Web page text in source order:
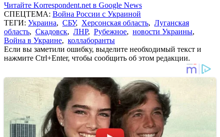
Читайте Korrespondent.net в Google News
СПЕЦТЕМА: Война России с Украиной
ТЕГИ: Украина, СБУ, Херсонская область, Луганская
область, Скадовск, ЛНР, Рубежное, новости Украины,
Война в Украине, коллаборанты
Если вы заметили ошибку, выделите необходимый текст и
нажмите Ctrl+Enter, чтобы сообщить об этом редакции.